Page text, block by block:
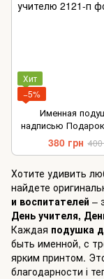
Хит
−5%
Именная
надписью
380 грн 400
Хотите удивить
найдете
и воспитателей –
День учителя,
Каждая подушка
быть именной, с
ярким принтом.
благодарности і